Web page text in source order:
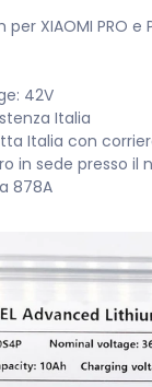
per XIAOMI PRO
42V
Italia
Italia con
in sede presso il
878A